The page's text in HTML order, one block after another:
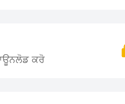
ਕਰੋ